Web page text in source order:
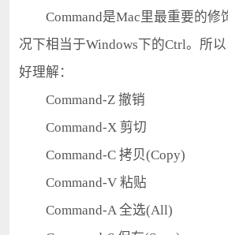
Command是Mac里最重要的修
况下相当于Windows下的Ctrl。所
好理解：
Command-Z 撤销
Command-X 剪切
Command-C 拷贝(Copy)
Command-V 粘贴
Command-A 全选(All)